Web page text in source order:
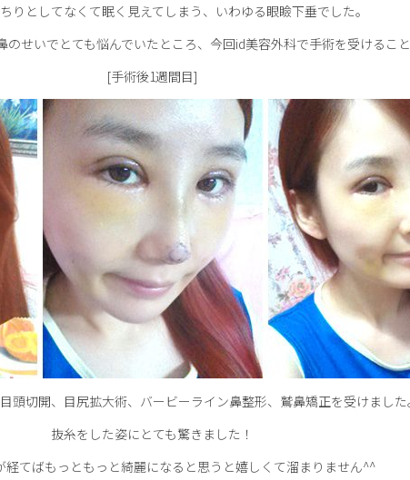
りとしてなくて眠く見えてしまう、いわゆる眼瞼下垂でした。
のせいでとても悩んでいたところ、今回id美容外科で手術を受けること
[手術後1週間目]
頭切開、目尻拡大術、バービーライン鼻整形、鷲鼻矯正を受けました
抜糸をした姿にとても驚きました！
経てばもっともっと綺麗になると思うと嬉しくて溜まりません^^